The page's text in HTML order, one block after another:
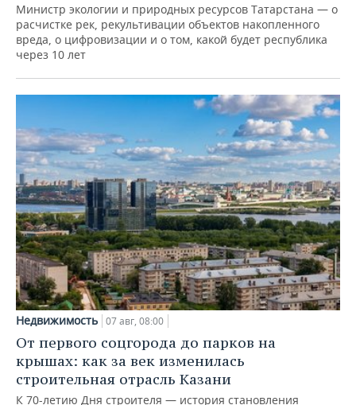
Министр экологии и природных ресурсов Татарстана — о
расчистке рек, рекультивации объектов накопленного
вреда, о цифровизации и о том, какой будет республика
через 10 лет
Недвижимость 07 авг, 08:00
От первого соцгорода до парков на
крышах: как за век изменилась
строительная отрасль Казани
К 70-летию Дня строителя — история становления